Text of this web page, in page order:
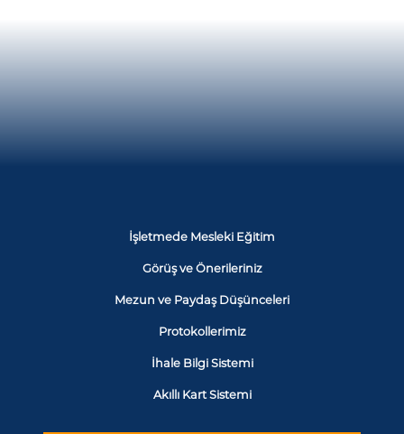
İşletmede Mesleki Eğitim
Görüş ve Önerileriniz
Mezun ve Paydaş Düşünceleri
Protokollerimiz
İhale Bilgi Sistemi
Akıllı Kart Sistemi